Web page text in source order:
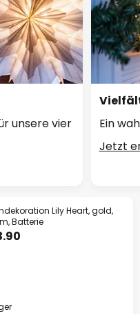
unsere vier
Ein
Jetzt
Lily Heart, gold,
Batterie